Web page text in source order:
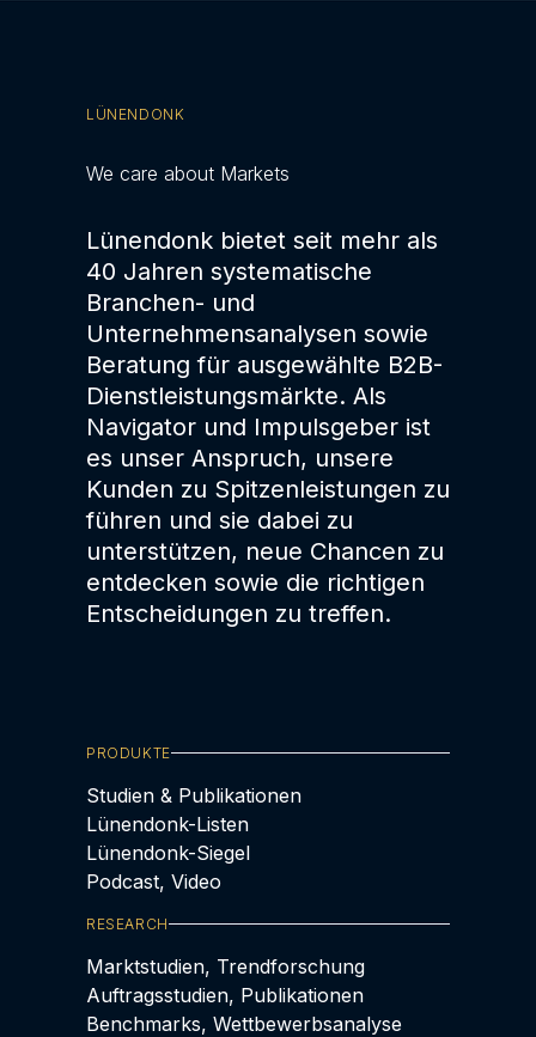
LÜNENDONK
We care about Markets
Lünendonk bietet seit mehr als
40 Jahren systematische
Branchen- und
Unternehmensanalysen sowie
Beratung für ausgewählte B2B-
Dienstleistungsmärkte. Als
Navigator und Impulsgeber ist
es unser Anspruch, unsere
Kunden zu Spitzenleistungen zu
führen und sie dabei zu
unterstützen, neue Chancen zu
entdecken sowie die richtigen
Entscheidungen zu treffen.
PRODUKTE
Studien & Publikationen
Lünendonk-Listen
Lünendonk-Siegel
Podcast, Video
RESEARCH
Marktstudien, Trendforschung
Auftragsstudien, Publikationen
Benchmarks, Wettbewerbsanalyse